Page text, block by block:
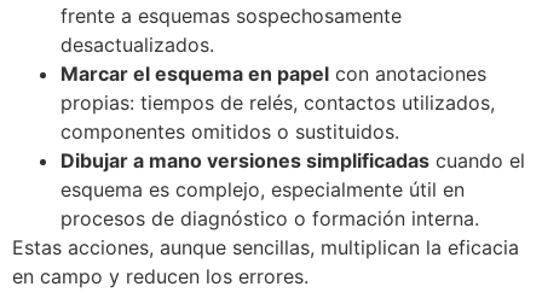
frente a esquemas sospechosamente
desactualizados.
Marcar el esquema en papel con anotaciones
propias: tiempos de relés, contactos utilizados,
componentes omitidos o sustituidos.
Dibujar a mano versiones simplificadas cuando el
esquema es complejo, especialmente útil en
procesos de diagnóstico o formación interna.
Estas acciones, aunque sencillas, multiplican la eficacia
en campo y reducen los errores.